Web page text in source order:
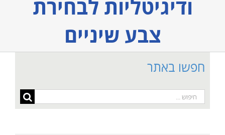
ודיגיטליות לבחירת
צבע שיניים
חפשו באתר
חיפוש...